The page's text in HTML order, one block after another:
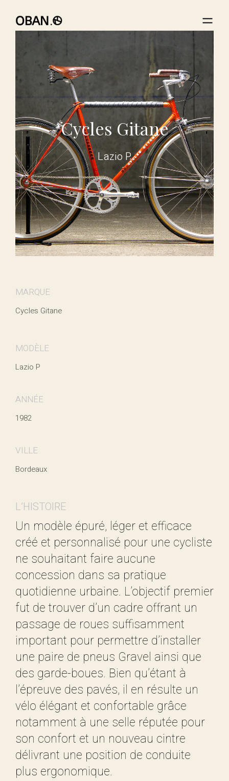
Cycles Gitane
Lazio P
MARQUE
Cycles Gitane
MODÈLE
Lazio P
ANNÉE
1982
VILLE
Bordeaux
L’HISTOIRE
Un modèle épuré, léger et efficace
créé et personnalisé pour une cycliste
ne souhaitant faire aucune
concession dans sa pratique
quotidienne urbaine. L’objectif premier
fut de trouver d’un cadre offrant un
passage de roues suffisamment
important pour permettre d’installer
une paire de pneus Gravel ainsi que
des garde-boues. Bien qu’étant à
l’épreuve des pavés, il en résulte un
vélo élégant et confortable grâce
notamment à une selle réputée pour
son confort et un nouveau cintre
délivrant une position de conduite
plus ergonomique.